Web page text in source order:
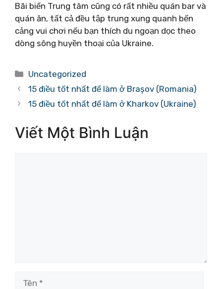
Bãi biển Trung tâm cũng có rất nhiều quán bar và
quán ăn, tất cả đều tập trung xung quanh bến
cảng vui chơi nếu bạn thích du ngoạn dọc theo
dòng sông huyền thoại của Ukraine.
Danh
mục
Uncategorized
15 điều tốt nhất để làm ở Brașov (Romania)
15 điều tốt nhất để làm ở Kharkov (Ukraine)
Viết Một Bình Luận